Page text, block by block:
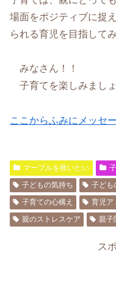
場面をポジティブに捉
られる育児を目指して
みなさん！！
子育てを楽しみましょ
ここからふみにメッセ
マーブルを救いたい
子どもの気持ち
子ども
子育ての心構え
育児ア
親のストレスケア
親子
ス